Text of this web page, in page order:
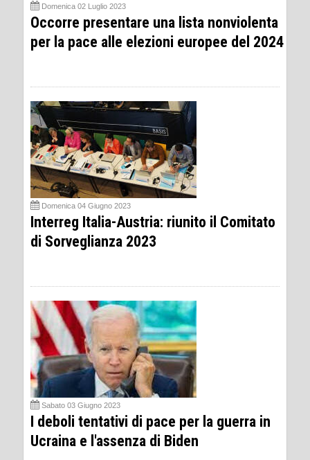
Domenica 02 Luglio 2023
Occorre presentare una lista nonviolenta
per la pace alle elezioni europee del 2024
Domenica 04 Giugno 2023
Interreg Italia-Austria: riunito il Comitato
di Sorveglianza 2023
Sabato 03 Giugno 2023
I deboli tentativi di pace per la guerra in
Ucraina e l'assenza di Biden